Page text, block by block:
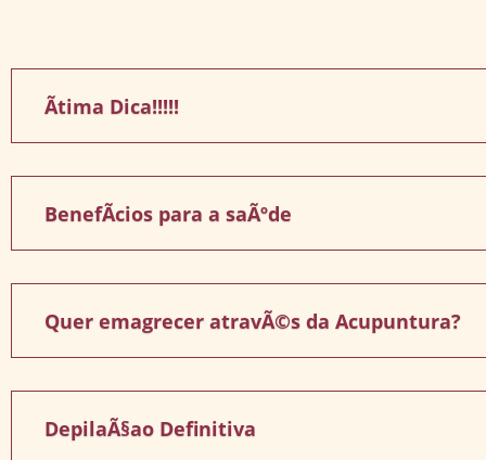
Ãtima Dica!!!!!
BenefÃ­cios para a saÃºde
Quer emagrecer atravÃ©s da Acupuntura?
DepilaÃ§ao Definitiva